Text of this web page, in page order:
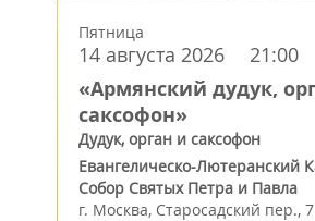
Пятница
14 августа 2026 21:00
«Армянский дудук,
саксофон»
Дудук, орган и саксофон
Евангелическо-Лютеранский
Собор Святых Петра и Павла
г. Москва, Старосадский пер., 7